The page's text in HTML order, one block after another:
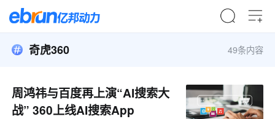
奇虎360 49条内容
周鸿祎与百度再上演“AI搜索大
战” 360上线AI搜索App